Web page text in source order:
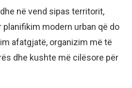
në vend sipas territorit,
planifikim modern urban që do
afatgjatë, organizim më të
dhe kushte më cilësore për